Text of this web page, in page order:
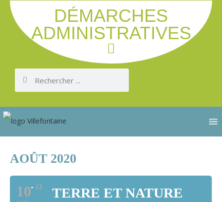
DÉMARCHES
ADMINISTRATIVES
AOÛT 2020
10 13 TERRE ET NATURE